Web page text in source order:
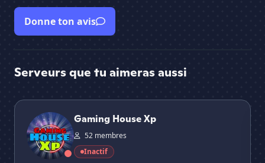
Donne ton avis
Serveurs que tu aimeras aussi
Gaming House Xp
Gaming House Xp
52 membres
Inactif